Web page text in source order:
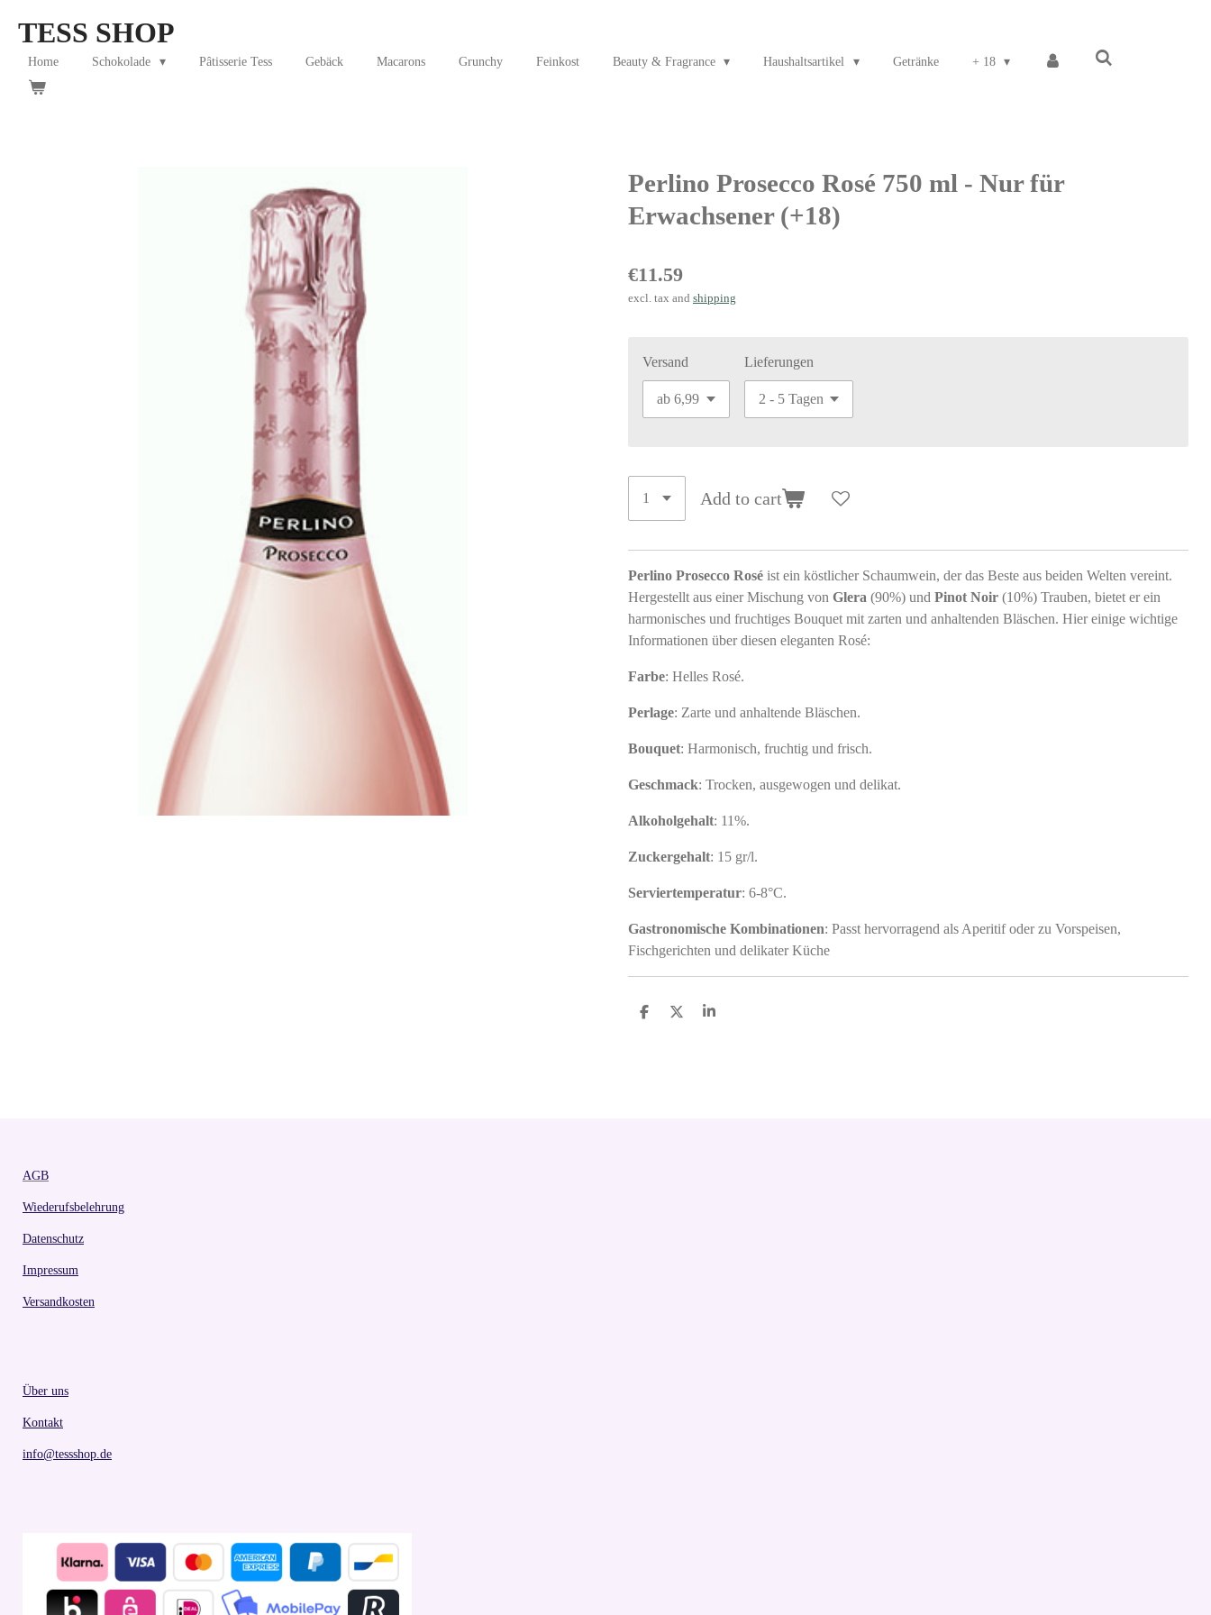
main
content
TESS SHOP
Home Schokolade Pâtisserie Tess Gebäck Macarons Grunchy Feinkost Beauty & Fragrance Haushaltsartikel Getränke + 18
Perlino Prosecco Rosé 750 ml - Nur für
Erwachsener (+18)
€11.59
excl. tax and shipping
Versand Lieferungen
Add to cart
Perlino Prosecco Rosé ist ein köstlicher Schaumwein, der das Beste aus beiden Welten vereint.
Hergestellt aus einer Mischung von Glera (90%) und Pinot Noir (10%) Trauben, bietet er ein
harmonisches und fruchtiges Bouquet mit zarten und anhaltenden Bläschen. Hier einige wichtige
Informationen über diesen eleganten Rosé:
Farbe: Helles Rosé.
Perlage: Zarte und anhaltende Bläschen.
Bouquet: Harmonisch, fruchtig und frisch.
Geschmack: Trocken, ausgewogen und delikat.
Alkoholgehalt: 11%.
Zuckergehalt: 15 gr/l.
Serviertemperatur: 6-8°C.
Gastronomische Kombinationen: Passt hervorragend als Aperitif oder zu Vorspeisen,
Fischgerichten und delikater Küche
S
S
S
AGB
Wiederufsbelehrung
Datenschutz
Impressum
Versandkosten
Über uns
Kontakt
info@tessshop.de